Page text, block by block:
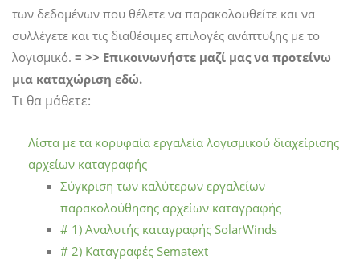
των δεδομένων που θέλετε να παρακολουθείτε και να
συλλέγετε και τις διαθέσιμες επιλογές ανάπτυξης με το
λογισμικό. = >> Επικοινωνήστε μαζί μας να προτείνω
μια καταχώριση εδώ.
Τι θα μάθετε:
Λίστα με τα κορυφαία εργαλεία λογισμικού διαχείρισης
αρχείων καταγραφής
Σύγκριση των καλύτερων εργαλείων
παρακολούθησης αρχείων καταγραφής
# 1) Αναλυτής καταγραφής SolarWinds
# 2) Καταγραφές Sematext